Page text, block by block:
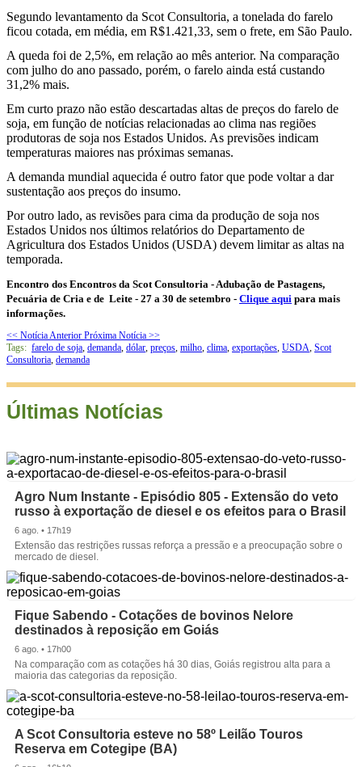
Segundo levantamento da Scot Consultoria, a tonelada do farelo
ficou cotada, em média, em R$1.421,33, sem o frete, em São Paulo.
A queda foi de 2,5%, em relação ao mês anterior. Na comparação
com julho do ano passado, porém, o farelo ainda está custando
31,2% mais.
Em curto prazo não estão descartadas altas de preços do farelo de
soja, em função de notícias relacionadas ao clima nas regiões
produtoras de soja nos Estados Unidos. As previsões indicam
temperaturas maiores nas próximas semanas.
A demanda mundial aquecida é outro fator que pode voltar a dar
sustentação aos preços do insumo.
Por outro lado, as revisões para cima da produção de soja nos
Estados Unidos nos últimos relatórios do Departamento de
Agricultura dos Estados Unidos (USDA) devem limitar as altas na
temporada.
Encontro dos Encontros da Scot Consultoria - Adubação de Pastagens,
Pecuária de Cria e de Leite - 27 a 30 de setembro - Clique aqui para mais
informações.
<< Notícia Anterior Próxima Notícia >>
Tags: farelo de soja, demanda, dólar, preços, milho, clima, exportações, USDA, Scot
Consultoria, demanda
Últimas Notícias
Agro Num Instante - Episódio 805 - Extensão do veto
russo à exportação de diesel e os efeitos para o Brasil
6 ago. • 17h19
Extensão das restrições russas reforça a pressão e a preocupação sobre o
mercado de diesel.
Fique Sabendo - Cotações de bovinos Nelore
destinados à reposição em Goiás
6 ago. • 17h00
Na comparação com as cotações há 30 dias, Goiás registrou alta para a
maioria das categorias da reposição.
A Scot Consultoria esteve no 58º Leilão Touros
Reserva em Cotegipe (BA)